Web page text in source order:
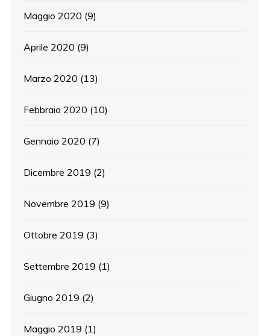
Maggio 2020 (9)
Aprile 2020 (9)
Marzo 2020 (13)
Febbraio 2020 (10)
Gennaio 2020 (7)
Dicembre 2019 (2)
Novembre 2019 (9)
Ottobre 2019 (3)
Settembre 2019 (1)
Giugno 2019 (2)
Maggio 2019 (1)